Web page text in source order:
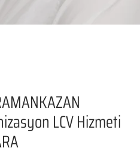
LCV Hizmeti